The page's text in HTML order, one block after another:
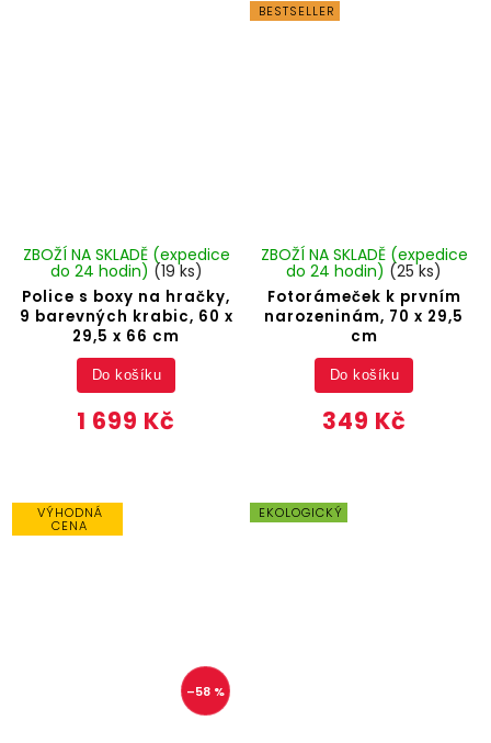
Police s boxy na hračky,
9 barevných krabic, 60 x
29,5 x 66 cm
ZBOŽÍ NA SKLADĚ (expedice
do 24 hodin) (19 ks)
1 699 Kč
Do košíku
BESTSELLER
Fotorámeček k prvním
narozeninám, 70 x 29,5
cm
ZBOŽÍ NA SKLADĚ (expedice
do 24 hodin) (25 ks)
349 Kč
Do košíku
VÝHODNÁ
CENA
–58 %
EKOLOGICKÝ